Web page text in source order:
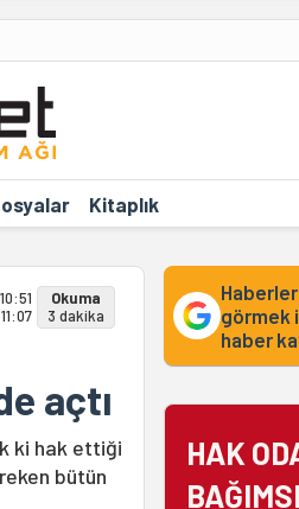
Kitaplık
Okuma
3 dakika
açtı
ki hak ettiği
bütün
görmek
haber
HAK